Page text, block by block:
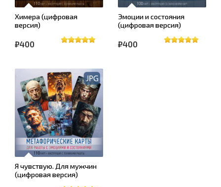
Химера (цифровая
версия)
₽400
Эмоции и состояния
(цифровая версия)
₽400
Я чувствую. Для мужчин
(цифровая версия)